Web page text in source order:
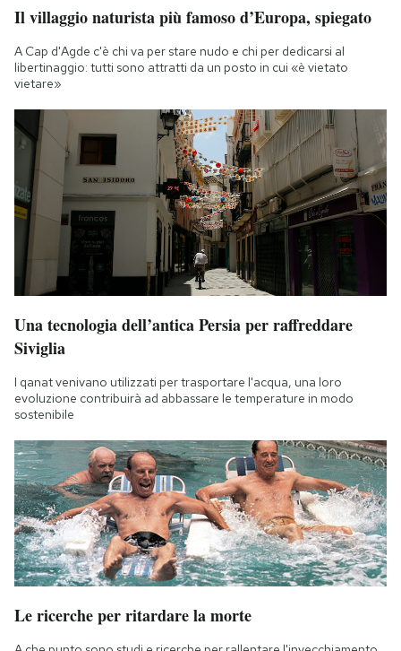
Il villaggio naturista più famoso d’Europa, spiegato
A Cap d'Agde c'è chi va per stare nudo e chi per dedicarsi al
libertinaggio: tutti sono attratti da un posto in cui «è vietato
vietare»
Una tecnologia dell’antica Persia per raffreddare
Siviglia
I qanat venivano utilizzati per trasportare l'acqua, una loro
evoluzione contribuirà ad abbassare le temperature in modo
sostenibile
Le ricerche per ritardare la morte